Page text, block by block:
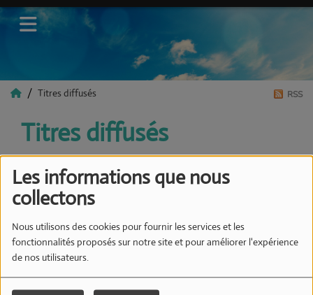
Les informations que nous
collectons
Nous utilisons des cookies pour fournir les services et les
fonctionnalités proposés sur notre site et pour améliorer l'expérience
de nos utilisateurs.
Titres diffusés
Titres diffusés
RSS
Date